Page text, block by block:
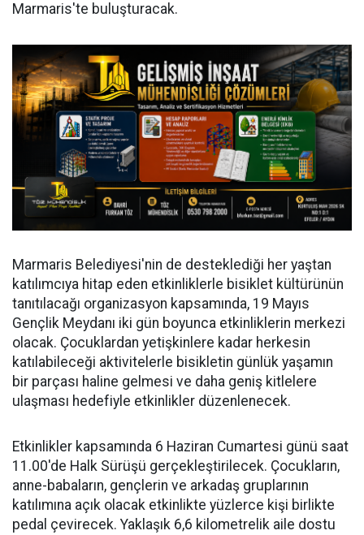
Marmaris'te buluşturacak.
Marmaris Belediyesi'nin de desteklediği her yaştan
katılımcıya hitap eden etkinliklerle bisiklet kültürünün
tanıtılacağı organizasyon kapsamında, 19 Mayıs
Gençlik Meydanı iki gün boyunca etkinliklerin merkezi
olacak. Çocuklardan yetişkinlere kadar herkesin
katılabileceği aktivitelerle bisikletin günlük yaşamın
bir parçası haline gelmesi ve daha geniş kitlelere
ulaşması hedefiyle etkinlikler düzenlenecek.
Etkinlikler kapsamında 6 Haziran Cumartesi günü saat
11.00'de Halk Sürüşü gerçekleştirilecek. Çocukların,
anne-babaların, gençlerin ve arkadaş gruplarının
katılımına açık olacak etkinlikte yüzlerce kişi birlikte
pedal çevirecek. Yaklaşık 6,6 kilometrelik aile dostu